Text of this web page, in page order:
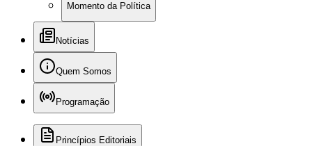
Momento da Política
Notícias
Quem Somos
Programação
Princípios Editoriais